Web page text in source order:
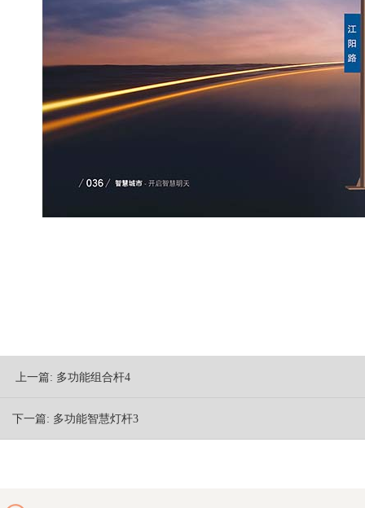
上一篇: 多功能组合杆4
下一篇: 多功能智慧灯杆3